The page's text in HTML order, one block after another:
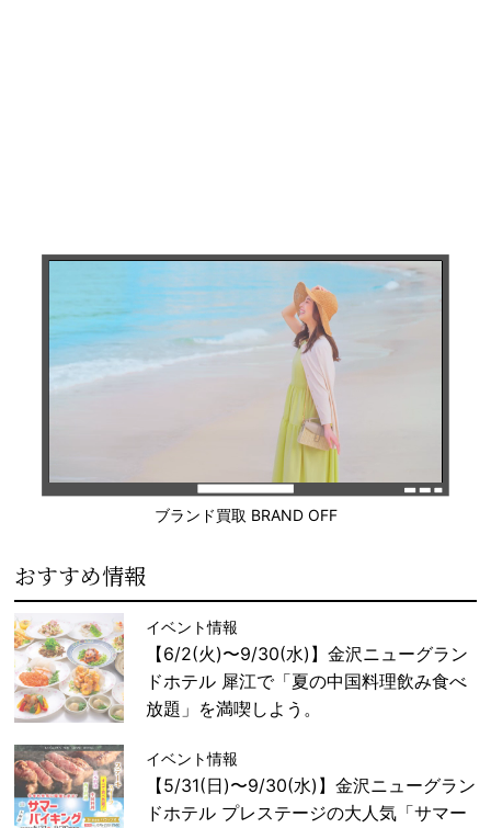
ブランド買取 BRAND OFF
おすすめ情報
イベント情報
【6/2(火)〜9/30(水)】金沢ニューグラン
ドホテル 犀江で「夏の中国料理飲み食べ
放題」を満喫しよう。
イベント情報
【5/31(日)〜9/30(水)】金沢ニューグラン
ドホテル プレステージの大人気「サマー